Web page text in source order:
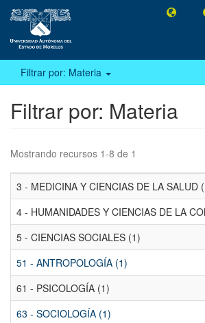
Filtrar por: Materia
Filtrar por: Materia
Mostrando recursos 1-8 de 1
3 - MEDICINA Y CIENCIAS DE LA SALUD
4 - HUMANIDADES Y CIENCIAS DE LA
5 - CIENCIAS SOCIALES (1)
51 - ANTROPOLOGÍA (1)
61 - PSICOLOGÍA (1)
63 - SOCIOLOGÍA (1)